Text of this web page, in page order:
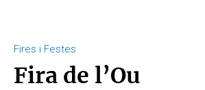
Fires i Festes
Fira de l’Ou